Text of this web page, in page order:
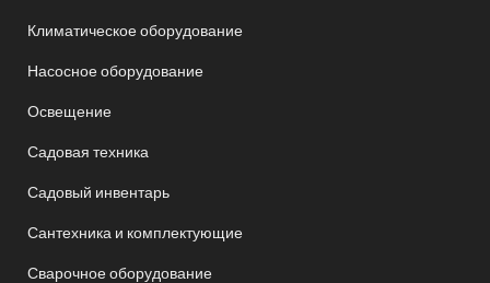
Климатическое оборудование
Насосное оборудование
Освещение
Садовая техника
Садовый инвентарь
Сантехника и комплектующие
Сварочное оборудование